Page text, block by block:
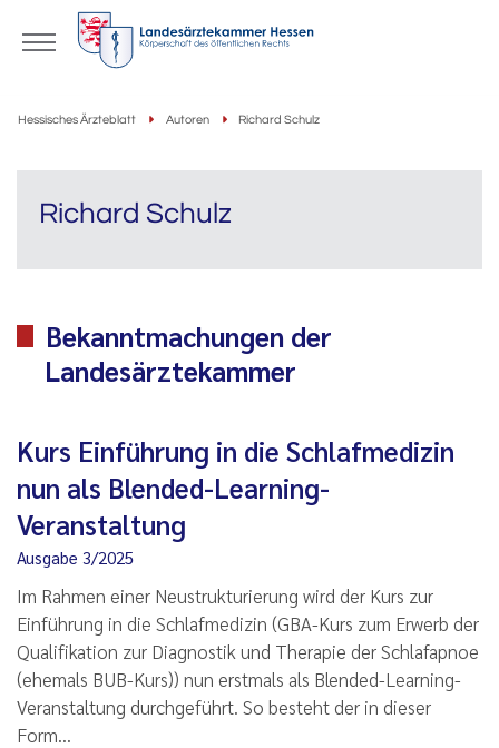
Hessisches Ärzteblatt Autoren Richard Schulz
Richard Schulz
Bekanntmachungen der
Landesärztekammer
Kurs Einführung in die Schlafmedizin
nun als Blended-Learning-
Veranstaltung
Ausgabe 3/2025
Im Rahmen einer Neustrukturierung wird der Kurs zur
Einführung in die Schlafmedizin (GBA-Kurs zum Erwerb der
Qualifikation zur Diagnostik und Therapie der Schlafapnoe
(ehemals BUB-Kurs)) nun erstmals als Blended-Learning-
Veranstaltung durchgeführt. So besteht der in dieser
Form…